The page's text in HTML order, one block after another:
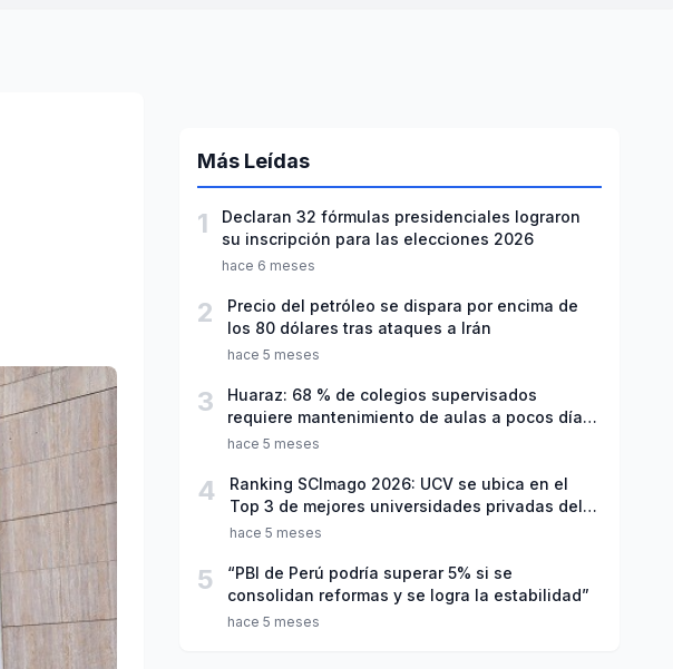
Más Leídas
1
Declaran 32 fórmulas presidenciales lograron
su inscripción para las elecciones 2026
hace 6 meses
2
Precio del petróleo se dispara por encima de
los 80 dólares tras ataques a Irán
hace 5 meses
3
Huaraz: 68 % de colegios supervisados
requiere mantenimiento de aulas a pocos días
de inicio del año escolar 2026
hace 5 meses
4
Ranking SCImago 2026: UCV se ubica en el
Top 3 de mejores universidades privadas del
Perú
hace 5 meses
5
“PBI de Perú podría superar 5% si se
consolidan reformas y se logra la estabilidad”
hace 5 meses